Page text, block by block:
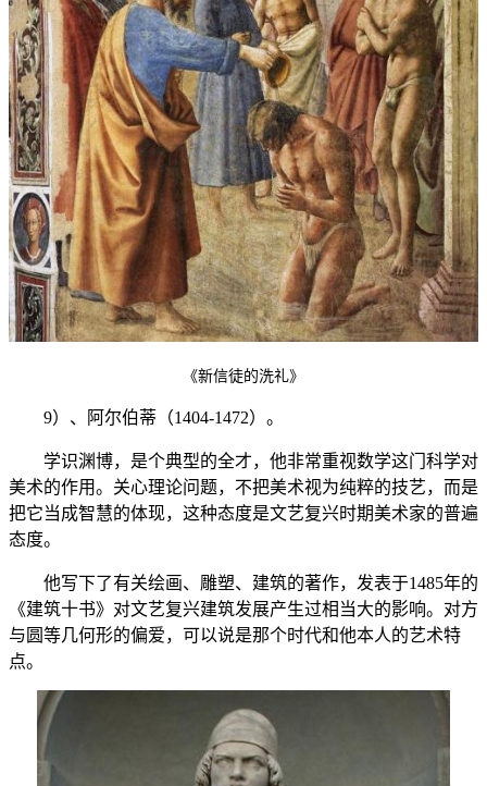
《新信徒的洗礼》
9）、阿尔伯蒂（1404-1472）。
学识渊博，是个典型的全才，他非常重视数学这门科学对
美术的作用。关心理论问题，不把美术视为纯粹的技艺，而是
把它当成智慧的体现，这种态度是文艺复兴时期美术家的普遍
态度。
他写下了有关绘画、雕塑、建筑的著作，发表于1485年的
《建筑十书》对文艺复兴建筑发展产生过相当大的影响。对方
与圆等几何形的偏爱，可以说是那个时代和他本人的艺术特
点。